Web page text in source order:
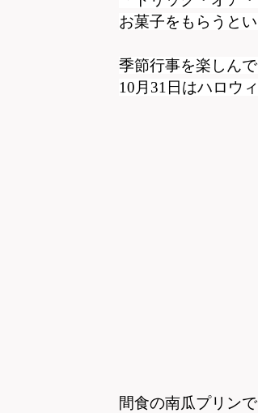
お菓子をもらうと
季節行事を楽しん
10月31日はハロウ
間食の南瓜プリン